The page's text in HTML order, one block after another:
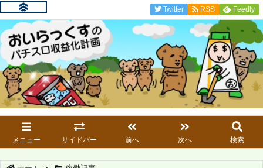
メニュー サイドバー 前へ 次へ 検索
Twitter RSS Feedly